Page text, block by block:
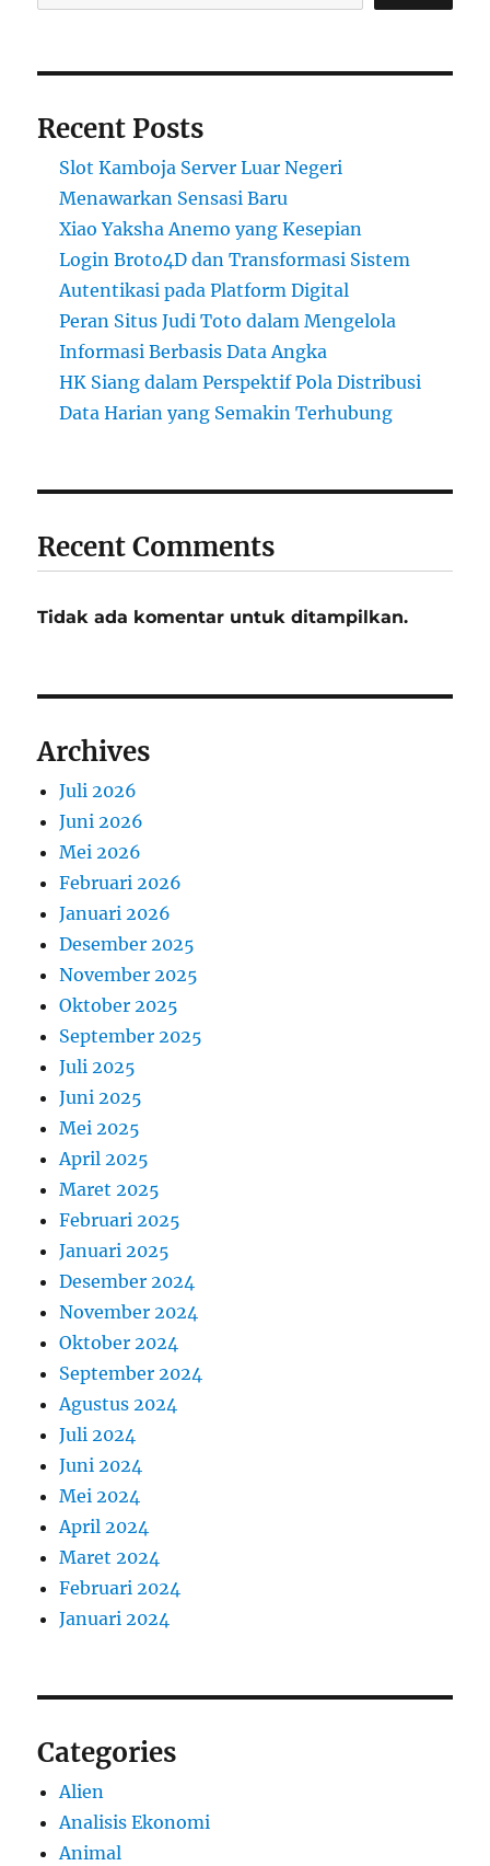
Recent Posts
Slot Kamboja Server Luar Negeri
Menawarkan Sensasi Baru
Xiao Yaksha Anemo yang Kesepian
Login Broto4D dan Transformasi Sistem
Autentikasi pada Platform Digital
Peran Situs Judi Toto dalam Mengelola
Informasi Berbasis Data Angka
HK Siang dalam Perspektif Pola Distribusi
Data Harian yang Semakin Terhubung
Recent Comments
Tidak ada komentar untuk ditampilkan.
Archives
Juli 2026
Juni 2026
Mei 2026
Februari 2026
Januari 2026
Desember 2025
November 2025
Oktober 2025
September 2025
Juli 2025
Juni 2025
Mei 2025
April 2025
Maret 2025
Februari 2025
Januari 2025
Desember 2024
November 2024
Oktober 2024
September 2024
Agustus 2024
Juli 2024
Juni 2024
Mei 2024
April 2024
Maret 2024
Februari 2024
Januari 2024
Categories
Alien
Analisis Ekonomi
Animal